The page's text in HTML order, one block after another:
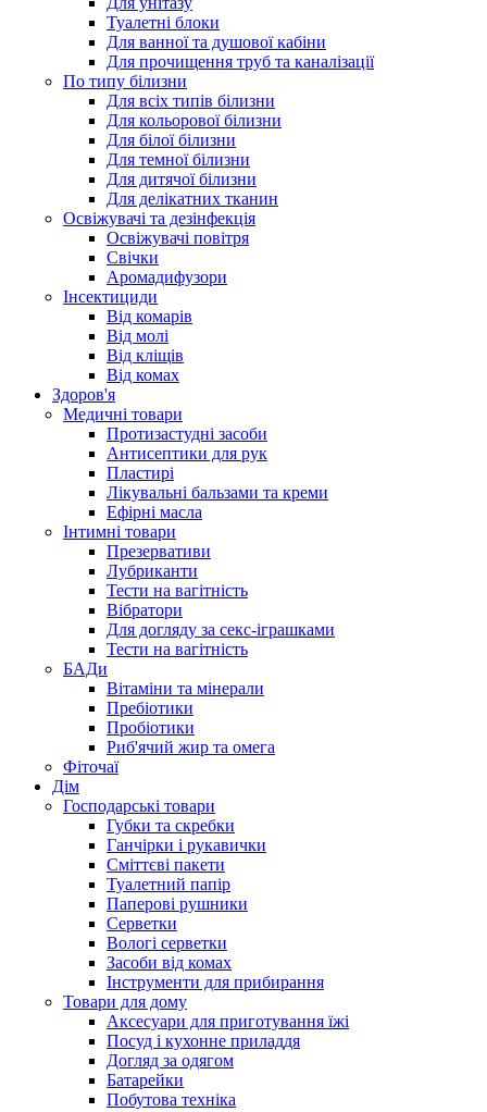
Туалетні блоки
Для ванної та душової кабіни
Для прочищення труб та каналізації
По типу білизни
Для всіх типів білизни
Для кольорової білизни
Для білої білизни
Для темної білизни
Для дитячої білизни
Для делікатних тканин
Освіжувачі та дезінфекція
Освіжувачі повітря
Свічки
Аромадифузори
Інсектициди
Від комарів
Від молі
Від кліщів
Від комах
Здоров'я
Медичні товари
Протизастудні засоби
Антисептики для рук
Пластирі
Лікувальні бальзами та креми
Ефірні масла
Інтимні товари
Презервативи
Лубриканти
Тести на вагітність
Вібратори
Для догляду за секс-іграшками
Тести на вагітність
БАДи
Вітаміни та мінерали
Пребіотики
Пробіотики
Риб'ячий жир та омега
Фіточаї
Дім
Господарські товари
Губки та скребки
Ганчірки і рукавички
Сміттєві пакети
Туалетний папір
Паперові рушники
Серветки
Вологі серветки
Засоби від комах
Інструменти для прибирання
Товари для дому
Аксесуари для приготування їжі
Посуд і кухонне приладдя
Догляд за одягом
Батарейки
Побутова техніка